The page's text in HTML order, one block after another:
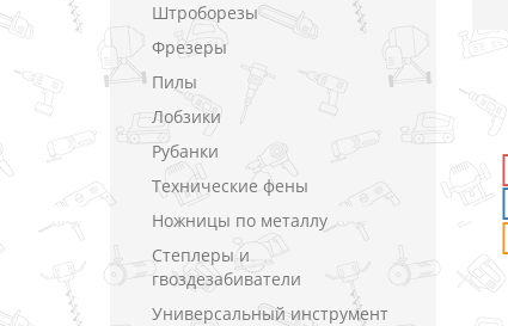
Штроборезы
Фрезеры
Пилы
Лобзики
Рубанки
Технические фены
Ножницы по металлу
Степлеры и
гвоздезабиватели
Универсальный инструмент
-5%